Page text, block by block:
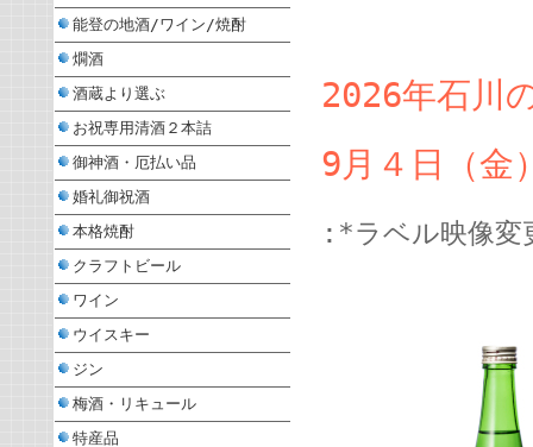
能登の地酒/ワイン/焼酎
燗酒
酒蔵より選ぶ
お祝専用清酒２本詰
御神酒・厄払い品
婚礼御祝酒
本格焼酎
クラフトビール
ワイン
ウイスキー
ジン
梅酒・リキュール
特産品
2026年石川
9月４日（金
:*ラベル映像変